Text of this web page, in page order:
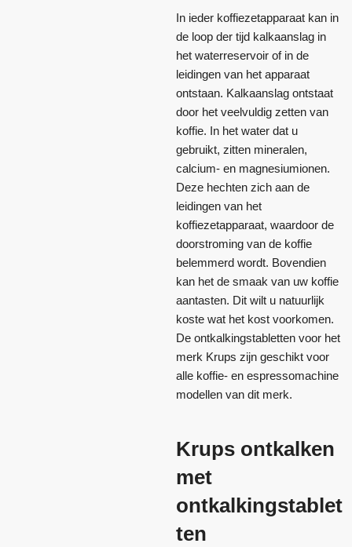
In ieder koffiezetapparaat kan in
de loop der tijd kalkaanslag in
het waterreservoir of in de
leidingen van het apparaat
ontstaan. Kalkaanslag ontstaat
door het veelvuldig zetten van
koffie. In het water dat u
gebruikt, zitten mineralen,
calcium- en magnesiumionen.
Deze hechten zich aan de
leidingen van het
koffiezetapparaat, waardoor de
doorstroming van de koffie
belemmerd wordt. Bovendien
kan het de smaak van uw koffie
aantasten. Dit wilt u natuurlijk
koste wat het kost voorkomen.
De ontkalkingstabletten voor het
merk Krups zijn geschikt voor
alle koffie- en espressomachine
modellen van dit merk.
Krups ontkalken
met
ontkalkingstablet
ten